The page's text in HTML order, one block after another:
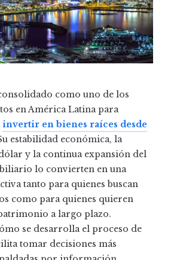
como uno de los
en América Latina para
invertir en bienes raíces desde
estabilidad económica, la
y la continua expansión del
lo convierten en una
tanto para quienes buscan
como para quienes quieren
a largo plazo.
se desarrolla el proceso de
tomar decisiones más